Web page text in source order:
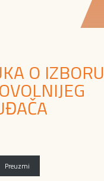
O IZBORU
Preuzmi